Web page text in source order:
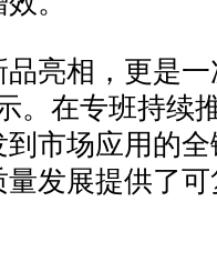
相，更是一
。在专班持续
市场应用的
发展提供了